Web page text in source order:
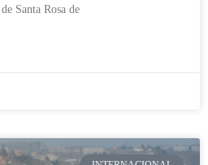
Santa Rosa de